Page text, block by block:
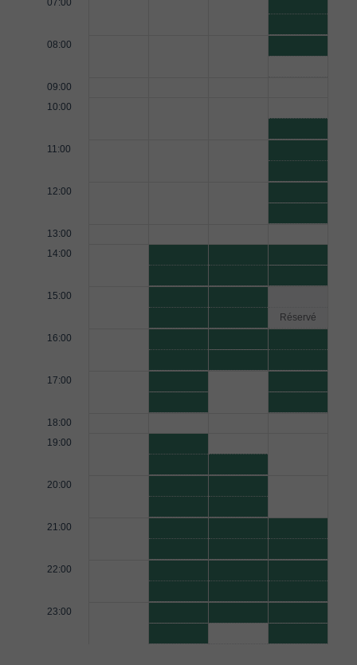
07:00
08:00
09:00
10:00
11:00
12:00
13:00
14:00
15:00
Réservé
16:00
17:00
18:00
19:00
20:00
21:00
22:00
23:00